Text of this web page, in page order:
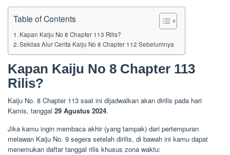
Table of Contents
Kapan Kaiju No 8 Chapter 113 Rilis?
Sekilas Alur Cerita Kaiju No 8 Chapter 112 Sebelumnya
Kapan Kaiju No 8 Chapter 113
Rilis?
Kaiju No. 8 Chapter 113 saat ini dijadwalkan akan dirilis pada hari
Kamis, tanggal 29 Agustus 2024.
Jika kamu ingin membaca akhir (yang tampak) dari pertempuran
melawan Kaiju No. 9 segera setelah dirilis, di bawah ini kamu dapat
menemukan daftar tanggal rilis khusus zona waktu: